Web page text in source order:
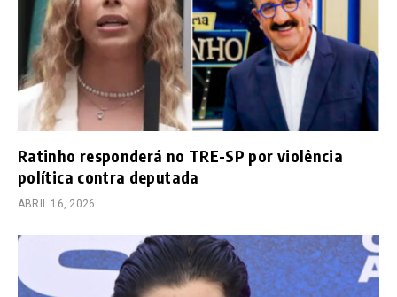
Ratinho responderá no TRE-SP por violência
política contra deputada
ABRIL 16, 2026